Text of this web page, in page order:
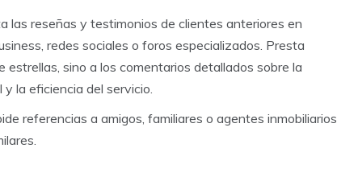
las reseñas y testimonios de clientes anteriores en
redes sociales o foros especializados. Presta
estrellas, sino a los comentarios detallados sobre la
la eficiencia del servicio.
referencias a amigos, familiares o agentes inmobiliarios